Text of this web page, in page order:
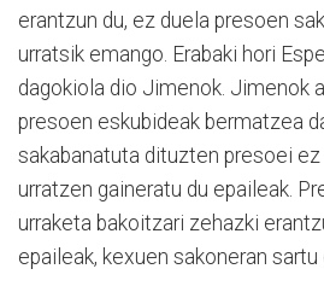
erantzun du, ez duela presoen
urratsik emango. Erabaki hori
dagokiola dio Jimenok. Jimenok
presoen eskubideak bermatzea
sakabanatuta dituzten presoei
urratzen gaineratu du epaileak.
urraketa bakoitzari zehazki
epaileak, kexuen sakoneran sartu